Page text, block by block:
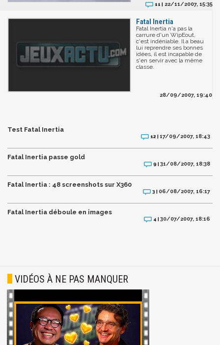
11 | 22/11/2007, 15:35
Fatal Inertia
Fatal Inertia n'a pas la
carrure d'un WipEout,
c'est indéniable. Il a beau
lui reprendre ses bonnes
idées, il est incapable de
s'en servir avec la même
classe.
28/09/2007, 19:40
Test Fatal Inertia
12 |17/09/2007, 18:43
Fatal Inertia passe gold
9 |31/08/2007, 18:38
Fatal Inertia : 48 screenshots sur X360
3 | 06/08/2007, 16:17
Fatal Inertia déboule en images
4 |30/07/2007, 18:16
VIDÉOS À NE PAS MANQUER